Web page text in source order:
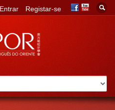
Entrar Registar-se